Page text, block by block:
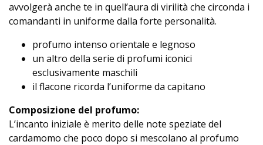
avvolgerà anche te in quell’aura di virilità che circonda i
comandanti in uniforme dalla forte personalità.
profumo intenso orientale e legnoso
un altro della serie di profumi iconici
esclusivamente maschili
il flacone ricorda l’uniforme da capitano
Composizione del profumo:
L’incanto iniziale è merito delle note speziate del
cardamomo che poco dopo si mescolano al profumo